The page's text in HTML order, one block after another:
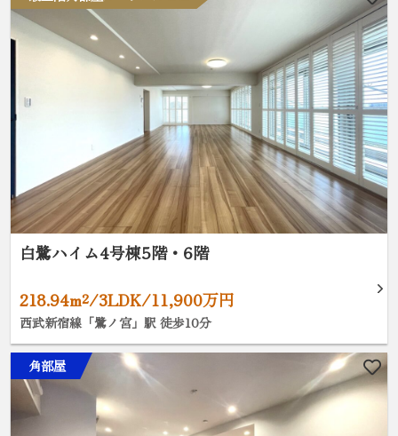
白鷺ハイム4号棟5階・6階
218.94m²/3LDK/11,900万円
西武新宿線「鷺ノ宮」駅 徒歩10分
角部屋